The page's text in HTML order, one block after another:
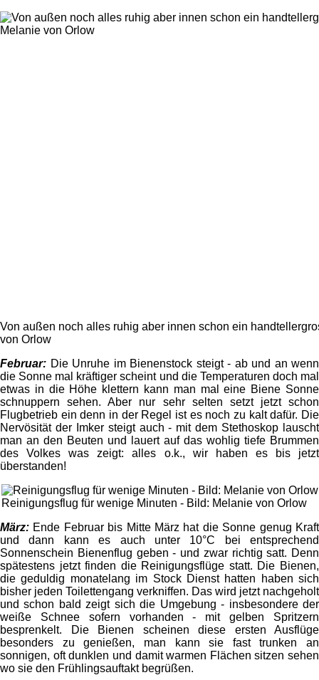
Von außen noch alles ruhig aber innen schon ein
von Orlow
Februar: Die Unruhe im Bienenstock steigt - ab und an wenn
die Sonne mal kräftiger scheint und die Temperaturen doch mal
etwas in die Höhe klettern kann man mal eine Biene Sonne
schnuppern sehen. Aber nur sehr selten setzt jetzt schon
Flugbetrieb ein denn in der Regel ist es noch zu kalt dafür. Die
Nervösität der Imker steigt auch - mit dem Stethoskop lauscht
man an den Beuten und lauert auf das wohlig tiefe Brummen
des Volkes was zeigt: alles o.k., wir haben es bis jetzt
überstanden!
Reinigungsflug für wenige Minuten - Bild: Melanie von Orlow
März: Ende Februar bis Mitte März hat die Sonne genug Kraft
und dann kann es auch unter 10°C bei entsprechend
Sonnenschein Bienenflug geben - und zwar richtig satt. Denn
spätestens jetzt finden die Reinigungsflüge statt. Die Bienen,
die geduldig monatelang im Stock Dienst hatten haben sich
bisher jeden Toilettengang verkniffen. Das wird jetzt nachgeholt
und schon bald zeigt sich die Umgebung - insbesondere der
weiße Schnee sofern vorhanden - mit gelben Spritzern
besprenkelt. Die Bienen scheinen diese ersten Ausflüge
besonders zu genießen, man kann sie fast trunken an
sonnigen, oft dunklen und damit warmen Flächen sitzen sehen
wo sie den Frühlingsauftakt begrüßen.